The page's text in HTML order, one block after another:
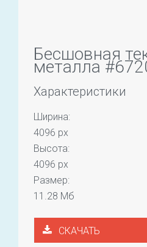
Бесшовная
металла
Характеристики
Ширина:
4096 px
Высота:
4096 px
Размер:
11.28 Мб
СКАЧАТЬ